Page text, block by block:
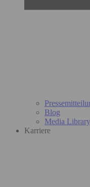
Blog
Media Library
Karriere